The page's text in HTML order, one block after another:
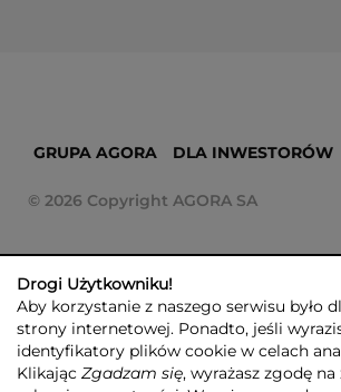
GRUPA AGORA DLA INWESTORÓW
© 2026 Copyright AGORA SA
Drogi Użytkowniku!
Aby korzystanie z naszego serwisu było
strony internetowej. Ponadto, jeśli
identyfikatory plików cookie w celach
Klikając Zgadzam się, wyrażasz zgodę